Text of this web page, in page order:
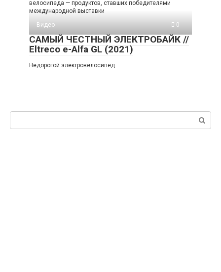
велосипеда — продуктов, ставших победителями
международной выставки
Видео
0
САМЫЙ ЧЕСТНЫЙ ЭЛЕКТРОБАЙК //
Eltreco e-Alfa GL (2021)
Недорогой электровелосипед.